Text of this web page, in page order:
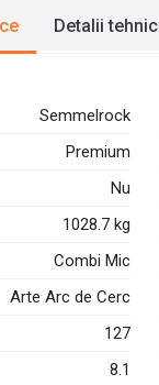
Detalii
Semmelrock
Premium
Nu
1028.7 kg
Combi Mic
Arte Arc de Cerc
127
8.1